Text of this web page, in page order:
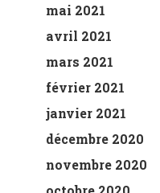
mai 2021
avril 2021
mars 2021
février 2021
janvier 2021
décembre 2020
novembre 2020